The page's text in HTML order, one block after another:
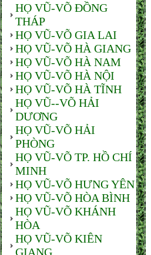
HỌ VŨ-VÕ ĐỒNG
THÁP
HỌ VŨ-VÕ GIA LAI
HỌ VŨ-VÕ HÀ GIANG
HỌ VŨ-VÕ HÀ NAM
HỌ VŨ-VÕ HÀ NỘI
HỌ VŨ-VÕ HÀ TĨNH
HỌ VŨ--VÕ HẢI
DƯƠNG
HỌ VŨ-VÕ HẢI
PHÒNG
HỌ VŨ-VÕ TP. HỒ CHÍ
MINH
HỌ VŨ-VÕ HƯNG YÊN
HỌ VŨ-VÕ HÒA BÌNH
HỌ VŨ-VÕ KHÁNH
HÒA
HỌ VŨ-VÕ KIÊN
GIANG